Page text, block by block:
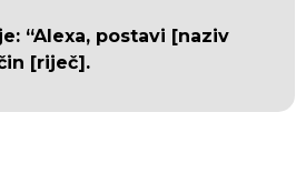
“Alexa, postavi [naziv
[riječ].